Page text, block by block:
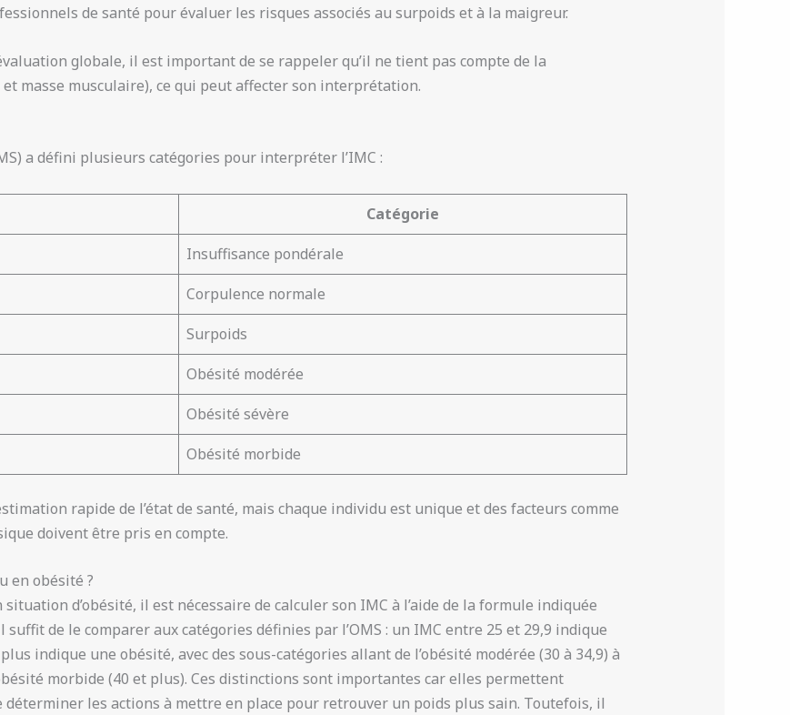
de santé pour évaluer les risques associés au surpoids et à la maigreur.
globale, il est important de se rappeler qu’il ne tient pas compte de la
masse musculaire), ce qui peut affecter son interprétation.
a défini plusieurs catégories pour interpréter l’IMC :
Catégorie
Insuffisance pondérale
Corpulence normale
Surpoids
Obésité modérée
Obésité sévère
Obésité morbide
rapide de l’état de santé, mais chaque individu est unique et des facteurs comme
doivent être pris en compte.
en obésité ?
d’obésité, il est nécessaire de calculer son IMC à l’aide de la formule indiquée
de le comparer aux catégories définies par l’OMS : un IMC entre 25 et 29,9 indique
indique une obésité, avec des sous-catégories allant de l’obésité modérée (30 à 34,9) à
morbide (40 et plus). Ces distinctions sont importantes car elles permettent
déterminer les actions à mettre en place pour retrouver un poids plus sain. Toutefois, il